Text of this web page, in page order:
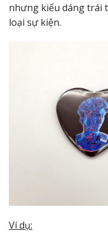
nhưng kiểu dáng trái
loại sự kiện.
Ví dụ: